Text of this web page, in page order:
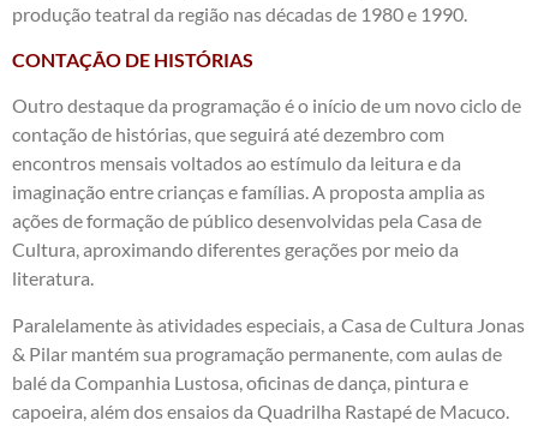
produção teatral da região nas décadas de 1980 e 1990.
CONTAÇÃO DE HISTÓRIAS
Outro destaque da programação é o início de um novo ciclo de
contação de histórias, que seguirá até dezembro com
encontros mensais voltados ao estímulo da leitura e da
imaginação entre crianças e famílias. A proposta amplia as
ações de formação de público desenvolvidas pela Casa de
Cultura, aproximando diferentes gerações por meio da
literatura.
Paralelamente às atividades especiais, a Casa de Cultura Jonas
& Pilar mantém sua programação permanente, com aulas de
balé da Companhia Lustosa, oficinas de dança, pintura e
capoeira, além dos ensaios da Quadrilha Rastapé de Macuco.